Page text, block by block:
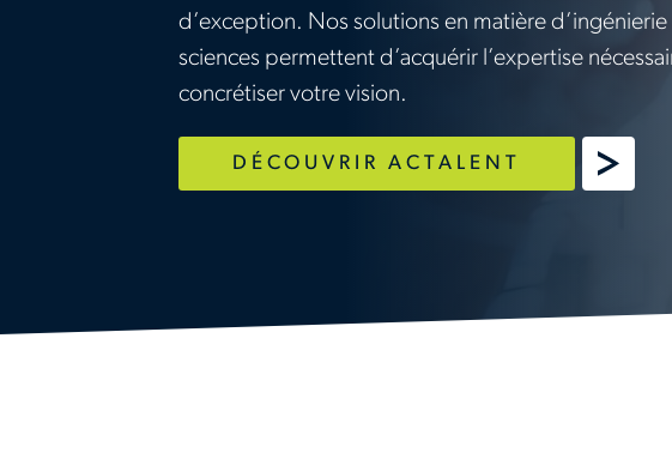
d’exception. Nos solutions en matière
sciences permettent d’acquérir l’expertise
concrétiser votre vision.
DÉCOUVRIR ACTALENT